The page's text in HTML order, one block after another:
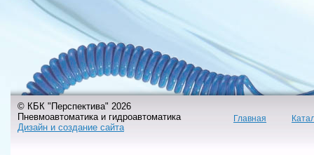
© КБК "Перспектива" 2026
Пневмоавтоматика и гидроавтоматика
Дизайн и создание сайта
Главная